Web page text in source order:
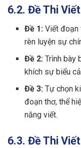
6.2. Đề Thi
Đề 1: Viết đoạn
rèn luyện sự
Đề 2: Trình bày
khích sự biểu
Đề 3: Tự chọn
đoạn thơ, thể
năng viết.
6.3. Đề Thi